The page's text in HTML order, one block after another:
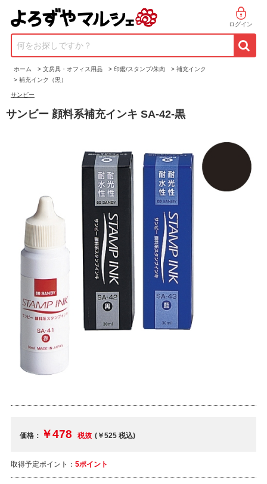
ログイン
何をお探しですか？
ホーム > 文房具・オフィス用品 > 印鑑/スタンプ/朱肉 > 補充インク
> 補充インク（黒）
サンビー
サンビー 顔料系補充インキ SA-42-黒
価格： ￥478 税抜 (￥525税込)
取得予定ポイント： 5ポイント